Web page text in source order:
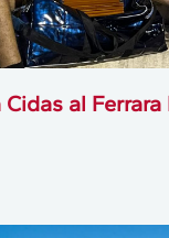
al Ferrara